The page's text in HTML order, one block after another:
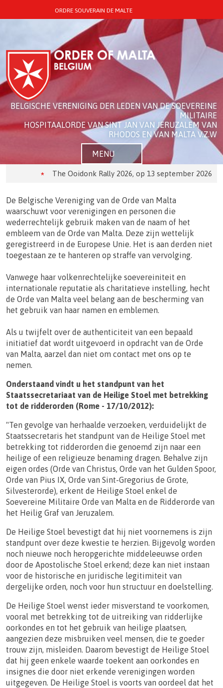
ORDRE SOUVERAIN DE MALTE
BELGISCHE VERENIGING DER LEDEN VAN DE SOEVEREINE
MILITAIRE
HOSPITAALORDE VAN SINT JAN VAN JERUZALEM VAN
RHODOS EN VAN MALTA V.Z.W
MENU
The Ooidonk Rally 2026, op 13 september 2026
De Belgische Vereniging van de Orde van Malta
waarschuwt voor verenigingen en personen die
wederrechtelijk gebruik maken van de naam of het
embleem van de Orde van Malta. Deze zijn wettelijk
geregistreerd in de Europese Unie. Het is aan derden niet
toegestaan ze te hanteren op straffe van vervolging.
Vanwege haar volkenrechtelijke soevereiniteit en
internationale reputatie als charitatieve instelling, hecht
de Orde van Malta veel belang aan de bescherming van
het gebruik van haar namen en emblemen.
Als u twijfelt over de authenticiteit van een bepaald
initiatief dat wordt uitgevoerd in opdracht van de Orde
van Malta, aarzel dan niet om contact met ons op te
nemen.
Onderstaand vindt u het standpunt van het
Staatssecretariaat van de Heilige Stoel met betrekking
tot de ridderorden (Rome - 17/10/2012):
"Ten gevolge van herhaalde verzoeken, verduidelijkt de
Staatssecretaris het standpunt van de Heilige Stoel met
betrekking tot ridderorden die genoemd zijn naar een
heilige of een religieuze benaming dragen. Behalve zijn
eigen ordes (Orde van Christus, Orde van het Gulden Spoor,
Orde van Pius IX, Orde van Sint-Gregorius de Grote,
Silvesterorde), erkent de Heilige Stoel enkel de
Soevereine Militaire Orde van Malta en de Ridderorde van
het Heilig Graf van Jeruzalem.
De Heilige Stoel bevestigt dat hij niet voornemens is zijn
standpunt over deze kwestie te herzien. Bijgevolg worden
noch nieuwe noch heropgerichte middeleeuwse orden
door de Apostolische Stoel erkend; deze kan niet instaan ​​
voor de historische en juridische legitimiteit van
dergelijke orden, noch voor hun structuur en doelstelling.
De Heilige Stoel wenst ieder misverstand te voorkomen,
vooral met betrekking tot de uitreiking van ridderlijke
oorkondes en tot het gebruik van heilige plaatsen,
aangezien deze misbruiken veel mensen, die te goeder
trouw zijn, misleiden. Daarom bevestigt de Heilige Stoel
dat hij geen enkele waarde toekent aan oorkondes en
insignes die door niet erkende verenigingen worden
uitgegeven. De Heilige Stoel is voorts van oordeel dat het